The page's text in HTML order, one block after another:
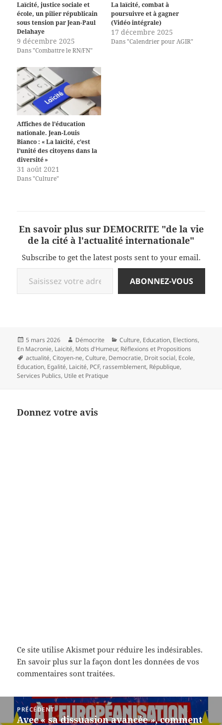
Laïcité, justice sociale et
école, un pilier républicain
sous tension par Jean-Paul
Delahaye
9 décembre 2025
Dans "Combattre le RN/FN"
La laïcité, combat à
poursuivre et à gagner
(Vidéo intégrale)
17 décembre 2025
Dans "Calendrier pour AGIR"
Affiches de l’éducation
nationale. Jean-Louis
Bianco : « La laïcité, c’est
l’unité des citoyens dans la
diversité »
31 août 2021
Dans "Culture"
En savoir plus sur DEMOCRITE "de la vie
de la cité à l'actualité internationale"
Subscribe to get the latest posts sent to your email.
Saisissez votre adresse e-mail…
ABONNEZ-VOUS
Publié
le
5 mars 2026 Auteur
Démocrite Catégories
Culture, Education, Elections,
En Macronie, Laicité, Mots d'Humeur, Réflexions et Propositions
Mots-
clés
actualité,Citoyen-ne,Culture, Democratie, Droit social, Ecole,
Education, Egalité, Laicité, PCF, rassemblement, République,
Services Publics, Utile et Pratique
Donnez votre avis
Ce site utilise Akismet pour réduire les indésirables.
En savoir plus sur la façon dont les données de vos
commentaires sont traitées.
Navigation
PRÉCÉDENT
Article
Avec « sa dissuasion avancée », comment